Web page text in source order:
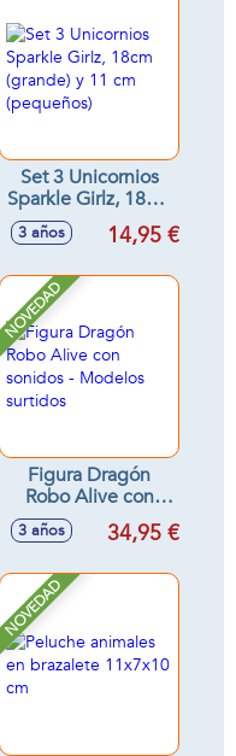
Set 3 Unicornios
Sparkle Girlz, 18cm
(grande) y 11 cm
(pequeños)
3 años 14,95 €
NOVEDAD
Figura Dragón
Robo Alive con
sonidos - Modelos
surtidos
3 años 34,95 €
NOVEDAD